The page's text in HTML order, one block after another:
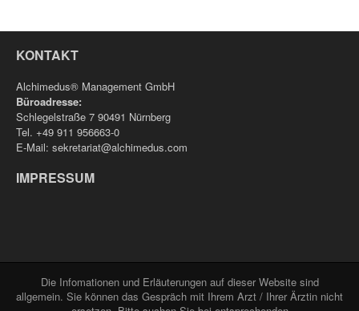
KONTAKT
Alchimedus® Management GmbH
Büroadresse:
Schlegelstraße 7 90491 Nürnberg
Tel. +49 911 956663-0
E-Mail: sekretariat@alchimedus.com
IMPRESSUM
Die Infomationen und Erläuterungen auf dieser Website sind
allgemein. Sie können das Gespräch mit Ihrem Arzt / Ihrer Ärztin nicht